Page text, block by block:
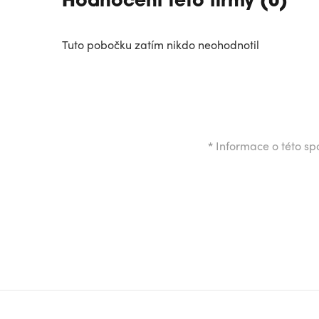
Tuto pobočku zatím nikdo neohodnotil
* Informace o této